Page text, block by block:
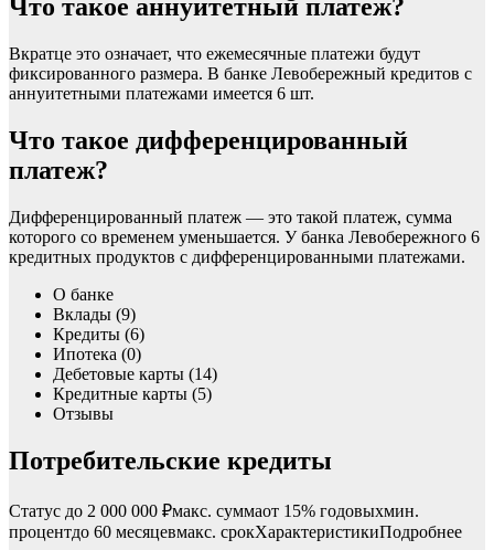
Что такое аннуитетный платеж?
Вкратце это означает, что ежемесячные платежи будут
фиксированного размера. В банке Левобережный кредитов с
аннуитетными платежами имеется 6 шт.
Что такое дифференцированный
платеж?
Дифференцированный платеж — это такой платеж, сумма
которого со временем уменьшается. У банка Левобережного 6
кредитных продуктов с дифференцированными платежами.
О банке
Вклады (9)
Кредиты (6)
Ипотека (0)
Дебетовые карты (14)
Кредитные карты (5)
Отзывы
Потребительские кредиты
Статус до 2 000 000 ₽макс. суммаот 15% годовыхмин.
процентдо 60 месяцевмакс. срокХарактеристикиПодробнее